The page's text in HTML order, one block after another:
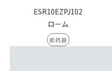
ESR10EZPJ102
ローム
抵抗器